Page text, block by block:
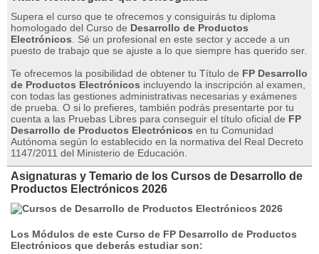
Supera el curso que te ofrecemos y consiguirás tu diploma
homologado del Curso de Desarrollo de Productos
Electrónicos . Sé un profesional en este sector y accede a un
puesto de trabajo que se ajuste a lo que siempre has querido ser.
Te ofrecemos la posibilidad de obtener tu Título de FP Desarrollo
de Productos Electrónicos incluyendo la inscripción al examen,
con todas las gestiones administrativas necesarias y exámenes
de prueba. O si lo prefieres, también podrás presentarte por tu
cuenta a las Pruebas Libres para conseguir el título oficial de FP
Desarrollo de Productos Electrónicos en tu Comunidad
Autónoma según lo establecido en la normativa del Real Decreto
1147/2011 del Ministerio de Educación.
Asignaturas y Temario de los Cursos de Desarrollo de
Productos Electrónicos 2026
Los Módulos de este Curso de FP Desarrollo de Productos
Electrónicos que deberás estudiar son: